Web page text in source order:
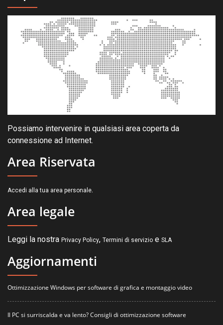
Possiamo intervenire in qualsiasi area coperta da
connessione ad Internet.
Area Riservata
Accedi alla tua area personale.
Area legale
Leggi la nostra Privacy Policy, Termini di servizio e SLA
Aggiornamenti
Ottimizzazione Windows per software di grafica e montaggio video
Il PC si surriscalda e va lento? Consigli di ottimizzazione software